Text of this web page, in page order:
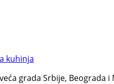
kuhinja
grada Srbije, Beograda